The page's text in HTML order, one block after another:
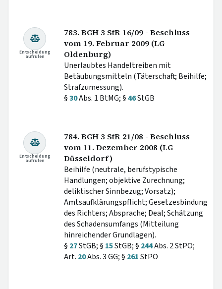
Entscheidung
aufrufen
783. BGH 3 StR 16/09 - Beschluss
vom 19. Februar 2009 (LG
Oldenburg)
Unerlaubtes Handeltreiben mit
Betäubungsmitteln (Täterschaft; Beihilfe;
Strafzumessung).
§30Abs. 1 BtMG; §46StGB
Entscheidung
aufrufen
784. BGH 3 StR 21/08 - Beschluss
vom 11. Dezember 2008 (LG
Düsseldorf)
Beihilfe (neutrale, berufstypische
Handlungen; objektive Zurechnung;
deliktischer Sinnbezug; Vorsatz);
Amtsaufklärungspflicht; Gesetzesbindung
des Richters; Absprache; Deal; Schätzung
des Schadensumfangs (Mitteilung
hinreichender Grundlagen).
§ 27StGB; § 15StGB; § 244Abs. 2 StPO;
Art. 20Abs. 3 GG; § 261StPO